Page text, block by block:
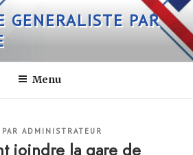
GENERALISTE PAR
Menu
PAR ADMINISTRATEUR
joindre la gare de